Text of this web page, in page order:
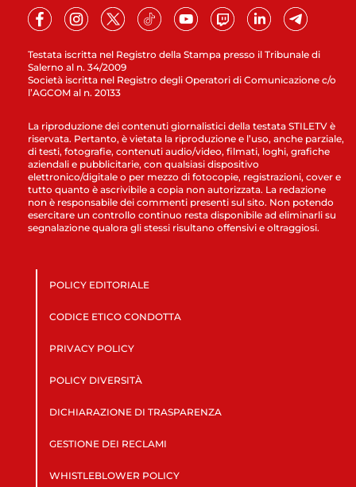
Testata iscritta nel Registro della Stampa presso il Tribunale di
Salerno al n. 34/2009
Società iscritta nel Registro degli Operatori di Comunicazione c/o
l’AGCOM al n. 20133
La riproduzione dei contenuti giornalistici della testata STILETV è
riservata. Pertanto, è vietata la riproduzione e l’uso, anche parziale,
di testi, fotografie, contenuti audio/video, filmati, loghi, grafiche
aziendali e pubblicitarie, con qualsiasi dispositivo
elettronico/digitale o per mezzo di fotocopie, registrazioni, cover e
tutto quanto è ascrivibile a copia non autorizzata. La redazione
non è responsabile dei commenti presenti sul sito. Non potendo
esercitare un controllo continuo resta disponibile ad eliminarli su
segnalazione qualora gli stessi risultano offensivi e oltraggiosi.
POLICY EDITORIALE
CODICE ETICO CONDOTTA
PRIVACY POLICY
POLICY DIVERSITÀ
DICHIARAZIONE DI TRASPARENZA
GESTIONE DEI RECLAMI
WHISTLEBLOWER POLICY